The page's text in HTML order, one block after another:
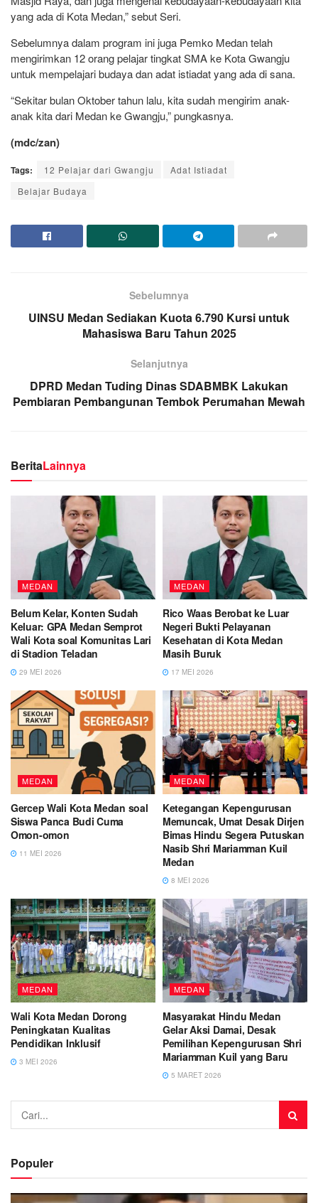
yang ada di Kota Medan,” sebut Seri.
Sebelumnya dalam program ini juga Pemko Medan telah
mengirimkan 12 orang pelajar tingkat SMA ke Kota Gwangju
untuk mempelajari budaya dan adat istiadat yang ada di sana.
“Sekitar bulan Oktober tahun lalu, kita sudah mengirim anak-
anak kita dari Medan ke Gwangju,” pungkasnya.
(mdc/zan)
Tags: 12 Pelajar dari Gwangju
Adat Istiadat
Belajar Budaya
Sebelumnya
UINSU Medan Sediakan Kuota 6.790 Kursi untuk
Mahasiswa Baru Tahun 2025
Selanjutnya
DPRD Medan Tuding Dinas SDABMBK Lakukan
Pembiaran Pembangunan Tembok Perumahan Mewah
BeritaLainnya
MEDAN
Belum Kelar, Konten Sudah
Keluar: GPA Medan Semprot
Wali Kota soal Komunitas Lari
di Stadion Teladan
29 MEI 2026
MEDAN
Rico Waas Berobat ke Luar
Negeri Bukti Pelayanan
Kesehatan di Kota Medan
Masih Buruk
17 MEI 2026
MEDAN
Gercep Wali Kota Medan soal
Siswa Panca Budi Cuma
Omon-omon
11 MEI 2026
MEDAN
Ketegangan Kepengurusan
Memuncak, Umat Desak Dirjen
Bimas Hindu Segera Putuskan
Nasib Shri Mariamman Kuil
Medan
8 MEI 2026
MEDAN
Wali Kota Medan Dorong
Peningkatan Kualitas
Pendidikan Inklusif
3 MEI 2026
MEDAN
Masyarakat Hindu Medan
Gelar Aksi Damai, Desak
Pemilihan Kepengurusan Shri
Mariamman Kuil yang Baru
5 MARET 2026
Populer